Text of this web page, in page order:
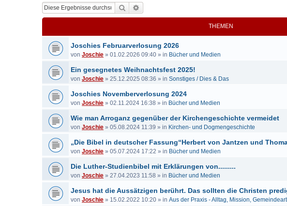
Suche
THEMEN
Joschies Februarverlosung 2026
von Joschie » 01.02.2026 09:40 » in Bücher und Medien
Ein gesegnetes Weihnachtsfest 2025!
von Joschie » 25.12.2025 08:36 » in Sonstiges / Dies & Das
Joschies Novemberverlosung 2024
von Joschie » 02.11.2024 16:38 » in Bücher und Medien
Wie man Arroganz gegenüber der Kirchengeschichte vermeidet
von Joschie » 05.08.2024 11:39 » in Kirchen- und Dogmengeschichte
„Die Bibel in deutscher Fassung“Herbert von Jantzen und
von Joschie » 05.07.2024 17:22 » in Bücher und Medien
Die Luther-Studienbibel mit Erklärungen von.........
von Joschie » 27.04.2023 11:58 » in Bücher und Medien
Jesus hat die Aussätzigen berührt. Das sollten die Christen
von Joschie » 15.02.2022 10:20 » in Aus der Praxis - Alltag, Mission,